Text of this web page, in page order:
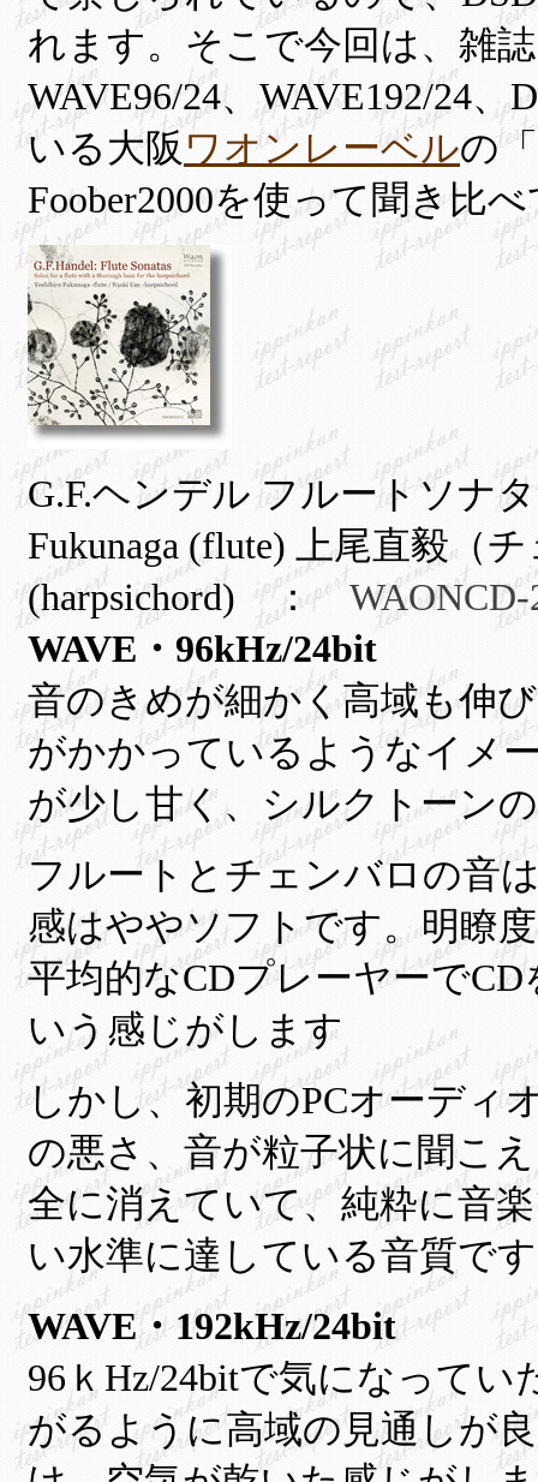
れます。そこで今回は、雑
WAVE96/24、WAVE192/24
いる大阪 ワオンレーベルの
Foober2000を使って聞き比
G.F.ヘンデル フルートソナ
Fukunaga (flute) 上尾直毅（
(harpsichord) ：WAONCD-
WAVE・96kHz/24bit
音のきめが細かく高域も伸
がかかっているようなイメ
が少し甘く、シルクトーン
フルートとチェンバロの音
感はややソフトです。明瞭
平均的なCDプレーヤーで
いう感じがします
しかし、初期のPCオーディ
の悪さ、音が粒子状に聞こ
全に消えていて、純粋に音
い水準に達している音質で
WAVE・192kHz/24bit
96ｋHz/24bitで気になって
がるように高域の見通しが